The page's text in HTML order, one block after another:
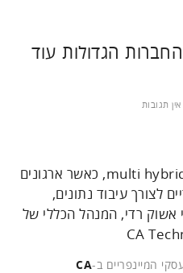
הגדולות עוד
אין תגובות
"אנו נראה יותר ויותר multi hybrid cloud, כאשר ארגונים
לצורך עיבוד נתונים,
אשוק רדי, המנהל הכללי של
המיינפריים ב-CA